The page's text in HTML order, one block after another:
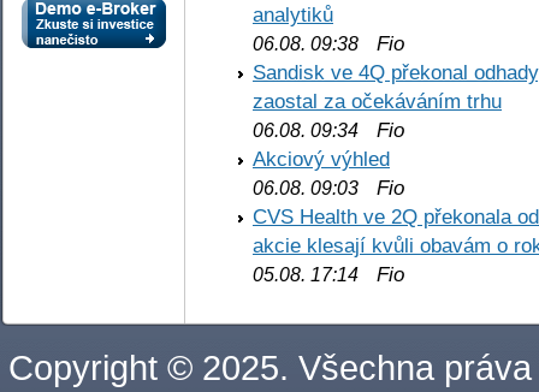
analytiků
06.08. 09:38 Fio
Sandisk ve 4Q překonal
zaostal za očekáváním trhu
06.08. 09:34 Fio
Akciový výhled
06.08. 09:03 Fio
CVS Health ve 2Q překonala
akcie klesají kvůli obavám o
05.08. 17:14 Fio
Copyright © 2025. Všechna práva